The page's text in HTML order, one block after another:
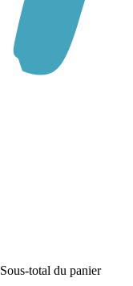
Sous-total du panier